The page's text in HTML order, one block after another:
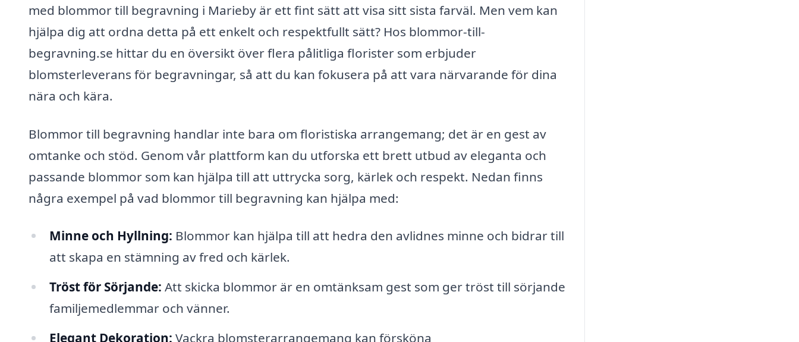
med blommor till begravning i Marieby är ett fint sätt att visa sitt sista farväl. Men vem kan
hjälpa dig att ordna detta på ett enkelt och respektfullt sätt? Hos blommor-till-
begravning.se hittar du en översikt över flera pålitliga florister som erbjuder
blomsterleverans för begravningar, så att du kan fokusera på att vara närvarande för dina
nära och kära.
Blommor till begravning handlar inte bara om floristiska arrangemang; det är en gest av
omtanke och stöd. Genom vår plattform kan du utforska ett brett utbud av eleganta och
passande blommor som kan hjälpa till att uttrycka sorg, kärlek och respekt. Nedan finns
några exempel på vad blommor till begravning kan hjälpa med:
Minne och Hyllning: Blommor kan hjälpa till att hedra den avlidnes minne och bidrar till
att skapa en stämning av fred och kärlek.
Tröst för Sörjande: Att skicka blommor är en omtänksam gest som ger tröst till sörjande
familjemedlemmar och vänner.
Elegant Dekoration: Vackra blomsterarrangemang kan försköna